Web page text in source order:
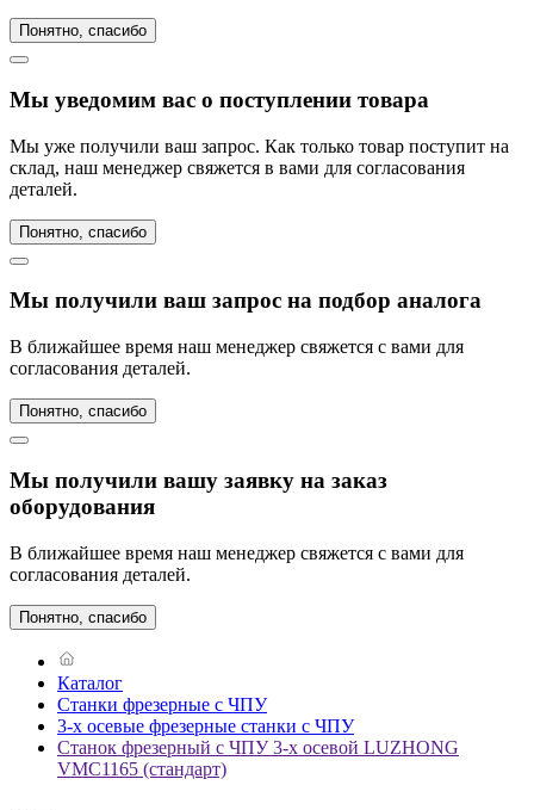
Понятно, спасибо
Мы уведомим вас о поступлении товара
Мы уже получили ваш запрос. Как только товар поступит на
склад, наш менеджер свяжется в вами для согласования
деталей.
Понятно, спасибо
Мы получили ваш запрос на подбор аналога
В ближайшее время наш менеджер свяжется с вами для
согласования деталей.
Понятно, спасибо
Мы получили вашу заявку на заказ
оборудования
В ближайшее время наш менеджер свяжется с вами для
согласования деталей.
Понятно, спасибо
Каталог
Станки фрезерные с ЧПУ
3-х осевые фрезерные станки с ЧПУ
Станок фрезерный с ЧПУ 3-х осевой LUZHONG
VMC1165 (стандарт)